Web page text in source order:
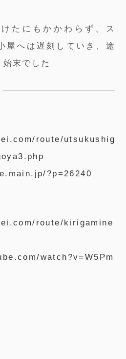
たにもかかわらず、ス
屋へは遅刻していき、途
末でした
route/utsukushig
?p=26240
route/kirigamine
watch?v=W5Pm